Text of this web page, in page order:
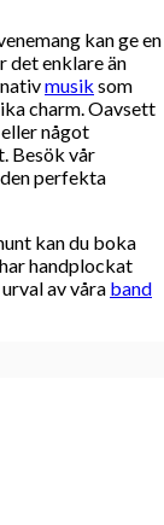
kan ge en
det enklare än
musik som
charm. Oavsett
något
Besök vår
perfekta
kan du boka
handplockat
av våra band